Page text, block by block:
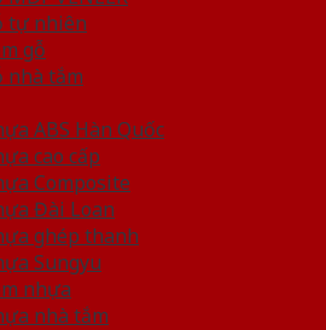
tự nhiên
gỗ
nhà tắm
ABS Hàn Quốc
cao cấp
Composite
Đài Loan
ghép thanh
Sungyu
nhựa
nhà tắm